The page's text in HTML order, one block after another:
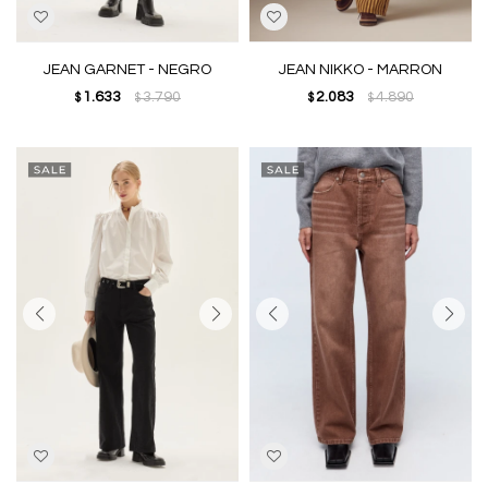
JEAN GARNET - NEGRO
$ 1.633 $3.790
JEAN NIKKO - MARRON
$ 2.083 $4.890